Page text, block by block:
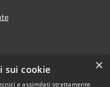
×
sui cookie
e assimilati strettamente